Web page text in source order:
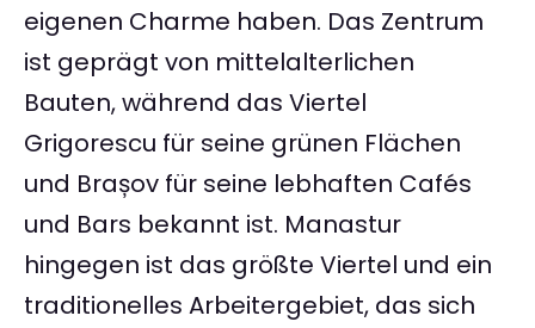
eigenen Charme haben. Das Zentrum
ist geprägt von mittelalterlichen
Bauten, während das Viertel
Grigorescu für seine grünen Flächen
und Brașov für seine lebhaften Cafés
und Bars bekannt ist. Manastur
hingegen ist das größte Viertel und ein
traditionelles Arbeitergebiet, das sich